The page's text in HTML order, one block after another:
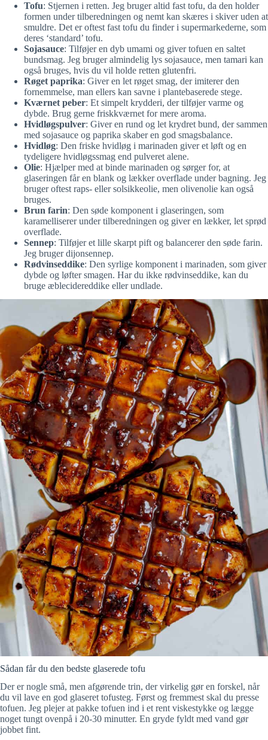
Tofu: Stjernen i retten. Jeg bruger altid fast tofu, da den holder
formen under tilberedningen og nemt kan skæres i skiver uden at
smuldre. Det er oftest fast tofu du finder i supermarkederne, som
deres ‘standard’ tofu.
Sojasauce: Tilføjer en dyb umami og giver tofuen en saltet
bundsmag. Jeg bruger almindelig lys sojasauce, men tamari kan
også bruges, hvis du vil holde retten glutenfri.
Røget paprika: Giver en let røget smag, der imiterer den
fornemmelse, man ellers kan savne i plantebaserede stege.
Kværnet peber: Et simpelt krydderi, der tilføjer varme og
dybde. Brug gerne friskkværnet for mere aroma.
Hvidløgspulver: Giver en rund og let krydret bund, der sammen
med sojasauce og paprika skaber en god smagsbalance.
Hvidløg: Den friske hvidløg i marinaden giver et løft og en
tydeligere hvidløgssmag end pulveret alene.
Olie: Hjælper med at binde marinaden og sørger for, at
glaseringen får en blank og lækker overflade under bagning. Jeg
bruger oftest raps- eller solsikkeolie, men olivenolie kan også
bruges.
Brun farin: Den søde komponent i glaseringen, som
karamelliserer under tilberedningen og giver en lækker, let sprød
overflade.
Sennep: Tilføjer et lille skarpt pift og balancerer den søde farin.
Jeg bruger dijonsennep.
Rødvinseddike: Den syrlige komponent i marinaden, som giver
dybde og løfter smagen. Har du ikke rødvinseddike, kan du
bruge æblecidereddike eller undlade.
Sådan får du den bedste glaserede tofu
Der er nogle små, men afgørende trin, der virkelig gør en forskel, når
du vil lave en god glaseret tofusteg. Først og fremmest skal du presse
tofuen. Jeg plejer at pakke tofuen ind i et rent viskestykke og lægge
noget tungt ovenpå i 20-30 minutter. En gryde fyldt med vand gør
jobbet fint.